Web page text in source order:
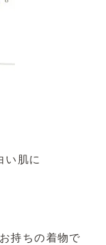
い肌に
持ちの着物で